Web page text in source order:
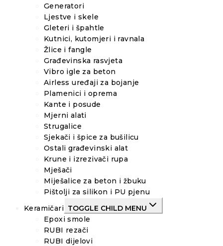
Generatori
Ljestve i skele
Gleteri i špahtle
Kutnici, kutomjeri i ravnala
Žlice i fangle
Građevinska rasvjeta
Vibro igle za beton
Airless uređaji za bojanje
Plamenici i oprema
Kante i posude
Mjerni alati
Strugalice
Sjekači i špice za bušilicu
Ostali građevinski alat
Krune i izrezivači rupa
Mješači
Miješalice za beton i žbuku
Pištolji za silikon i PU pjenu
Keramičari TOGGLE CHILD MENU
Epoxi smole
RUBI rezači
RUBI dijelovi